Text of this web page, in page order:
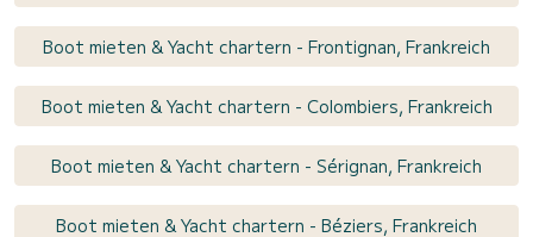
Boot mieten & Yacht chartern - Frontignan, Frankreich
Boot mieten & Yacht chartern - Colombiers, Frankreich
Boot mieten & Yacht chartern - Sérignan, Frankreich
Boot mieten & Yacht chartern - Béziers, Frankreich